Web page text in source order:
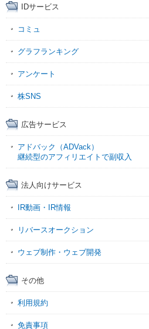
IDサービス
コミュ
グラフランキング
アンケート
株SNS
広告サービス
アドバック（ADVack）
継続型のアフィリエイトで副収入
法人向けサービス
IR動画・IR情報
リバースオークション
ウェブ制作・ウェブ開発
その他
利用規約
免責事項